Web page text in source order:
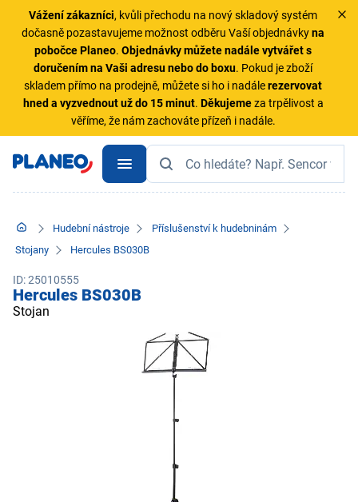
Vážení zákazníci, kvůli přechodu na nový skladový systém
dočasně pozastavujeme možnost odběru Vaší objednávkyna
pobočce Planeo.Objednávky můžete nadále vytvářet s
doručením na Vaši adresu nebo do boxu. Pokud je zboží
skladem přímo na prodejně, můžete si ho i nadálerezervovat
hned a vyzvednout už do 15 minut. Děkujemeza trpělivost a
věříme, že nám zachováte přízeň i nadále.
Hudební nástroje
Příslušenství k hudebninám
Stojany
Hercules BS030B
ID: 25010555
Hercules BS030B
Stojan